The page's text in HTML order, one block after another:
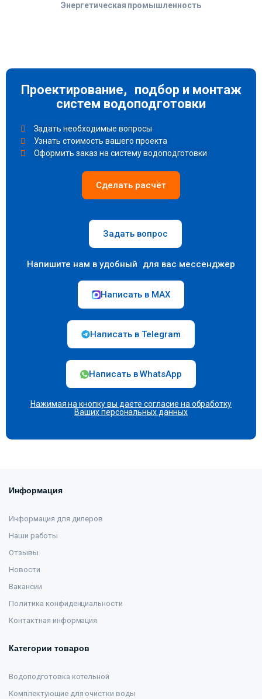
Энергетическая промышленность
Проектирование, подбор и монтаж
систем водоподготовки
Задать необходимые вопросы
Узнать стоимость вашего проекта
Оформить заказ на систему водоподготовки
Сделать расчёт
Задать вопрос
Напишите нам в удобный для вас мессенджер
Написать в MAX
Написать в Telegram
Написать в WhatsApp
Нажимая на кнопку вы даете согласие на обработку
Ваших персональных данных
Информация
Информация для дилеров
Наши работы
Отзывы
Новости
Вакансии
Политика конфиденциальности
Контактная информация
Категории товаров
Водоподготовка котельной
Комплектующие для очистки воды